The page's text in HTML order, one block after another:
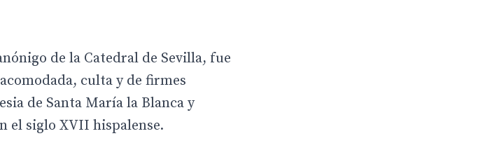
de la Catedral de Sevilla, fue
culta y de firmes
de Santa María la Blanca y
el siglo XVII hispalense.